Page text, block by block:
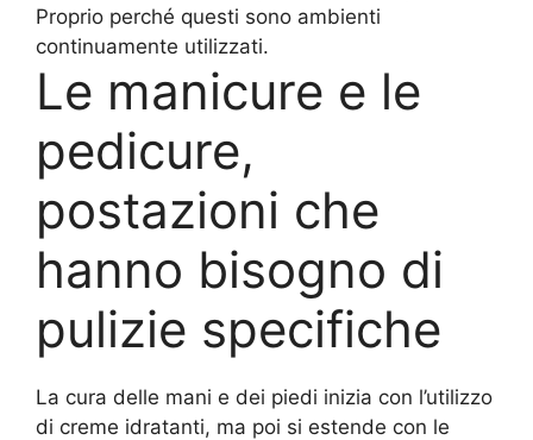
Proprio perché questi sono ambienti
continuamente utilizzati.
Le manicure e le
pedicure,
postazioni che
hanno bisogno di
pulizie specifiche
La cura delle mani e dei piedi inizia con l’utilizzo
di creme idratanti, ma poi si estende con le